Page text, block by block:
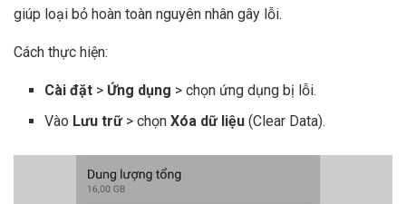
giúp loại bỏ hoàn toàn nguyên nhân gây lỗi.
Cách thực hiện:
Cài đặt > Ứng dụng > chọn ứng dụng bị lỗi.
Vào Lưu trữ> chọnXóa dữ liệu (Clear Data).